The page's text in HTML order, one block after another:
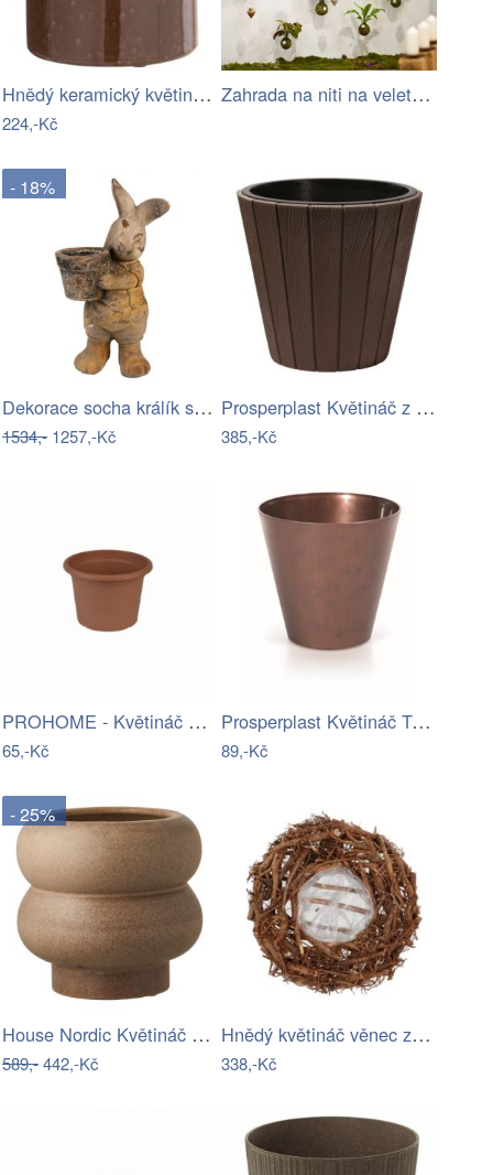
Hnědý keramický květináč J-line Bore Ø…
224,-Kč
Zahrada na niti na veletrhu
- 18%
Dekorace socha králík s květináčkem -…
1534,- 1257,-Kč
Prosperplast Květináč z prken Woode…
385,-Kč
PROHOME - Květináč CAMPANULA 23 terakota
65,-Kč
Prosperplast Květináč Tubus Bronze…
89,-Kč
- 25%
House Nordic Květináč FLOWERPOT hnědý
589,-442,-Kč
Hnědý květináč věnec z kořenů Root Wood…
338,-Kč